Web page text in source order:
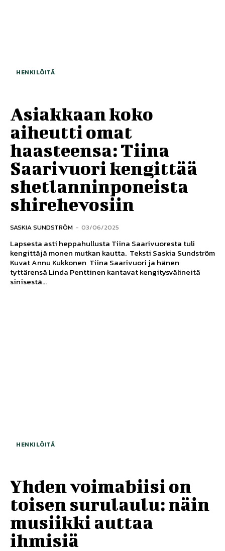
HENKILÖITÄ
Asiakkaan koko
aiheutti omat
haasteensa: Tiina
Saarivuori kengittää
shetlanninponeista
shirehevosiin
SASKIA SUNDSTRÖM - 03/06/2025
Lapsesta asti heppahullusta Tiina Saarivuoresta tuli
kengittäjä monen mutkan kautta. Teksti Saskia Sundström
Kuvat Annu Kukkonen Tiina Saarivuori ja hänen
tyttärensä Linda Penttinen kantavat kengitysvälineitä
sinisestä...
HENKILÖITÄ
Yhden voimabiisi on
toisen surulaulu: näin
musiikki auttaa
ihmisiä